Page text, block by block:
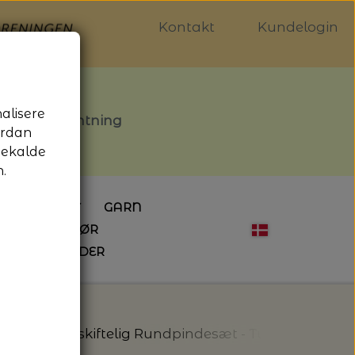
Kontakt Kundelogin
afhentning
GARN
SYTILBEHØR
ÅBNINGSTIDER
Gauge - Udskiftelig Rundpindesæt - Tulip